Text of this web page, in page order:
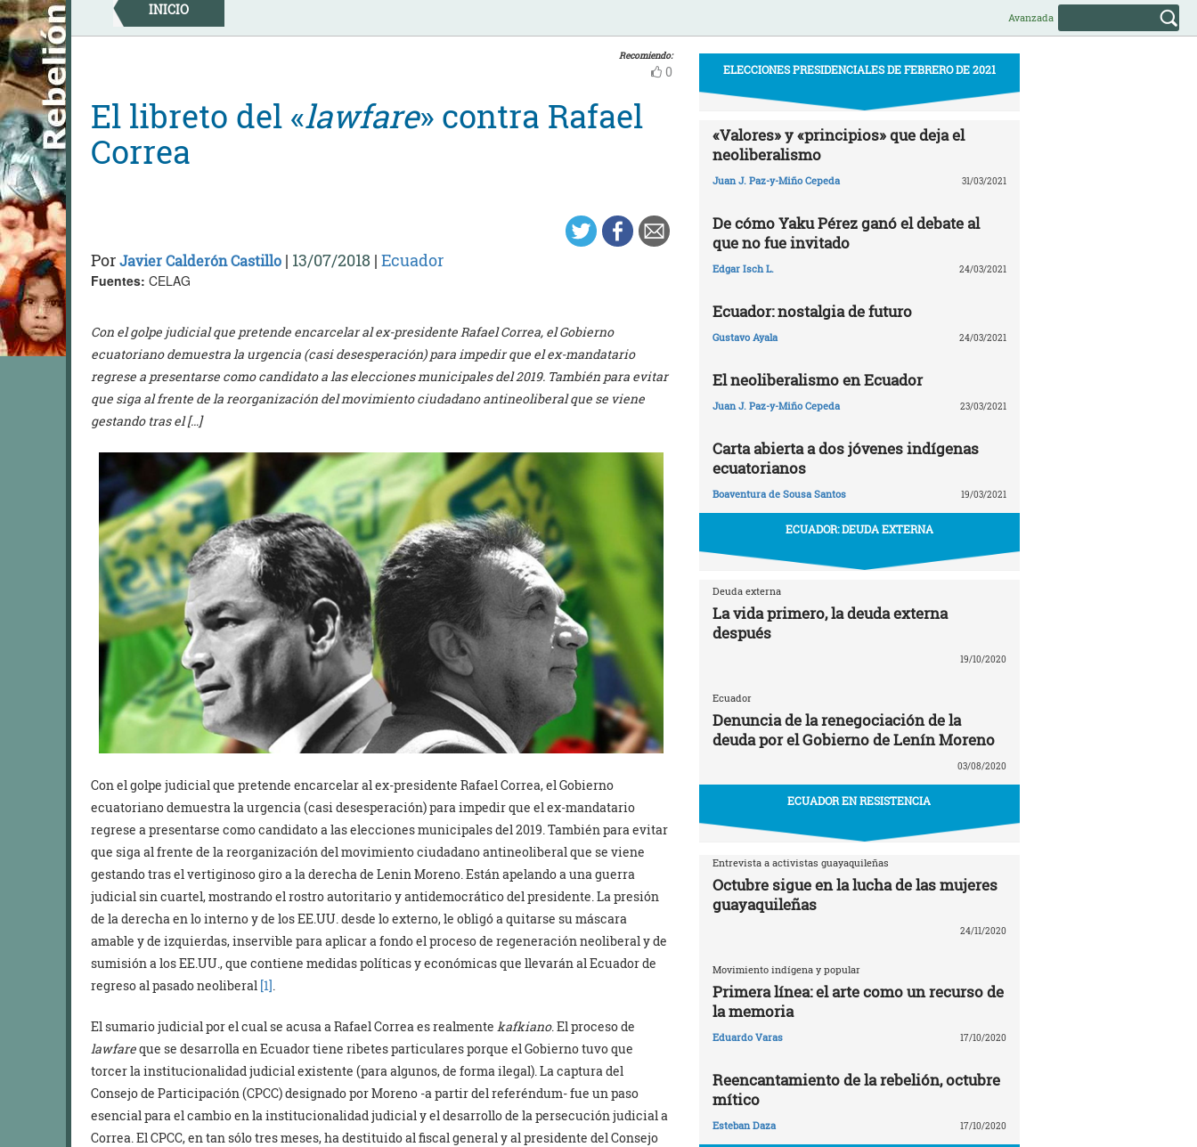
Skip
to
content
INICIO Avanzada
Recomiendo:
0
El libreto del «lawfare» contra Rafael
Correa
PorJavier Calderón Castillo | 13/07/2018 | Ecuador
Fuentes: CELAG
Con el golpe judicial que pretende encarcelar al ex-presidente Rafael Correa, el Gobierno
ecuatoriano demuestra la urgencia (casi desesperación) para impedir que el ex-mandatario
regrese a presentarse como candidato a las elecciones municipales del 2019. También para evitar
que siga al frente de la reorganización del movimiento ciudadano antineoliberal que se viene
gestando tras el […]
Con el golpe judicial que pretende encarcelar al ex-presidente Rafael Correa, el Gobierno
ecuatoriano demuestra la urgencia (casi desesperación) para impedir que el ex-mandatario
regrese a presentarse como candidato a las elecciones municipales del 2019. También para evitar
que siga al frente de la reorganización del movimiento ciudadano antineoliberal que se viene
gestando tras el vertiginoso giro a la derecha de Lenin Moreno. Están apelando a una guerra
judicial sin cuartel, mostrando el rostro autoritario y antidemocrático del presidente. La presión
de la derecha en lo interno y de los EE.UU. desde lo externo, le obligó a quitarse su máscara
amable y de izquierdas, inservible para aplicar a fondo el proceso de regeneración neoliberal y de
sumisión a los EE.UU., que contiene medidas políticas y económicas que llevarán al Ecuador de
regreso al pasado neoliberal [1].
El sumario judicial por el cual se acusa a Rafael Correa es realmente kafkiano. El proceso de
lawfareque se desarrolla en Ecuador tiene ribetes particulares porque el Gobierno tuvo que
torcer la institucionalidad judicial existente (para algunos, de forma ilegal). La captura del
Consejo de Participación (CPCC) designado por Moreno -a partir del referéndum- fue un paso
esencial para el cambio en la institucionalidad judicial y el desarrollo de la persecución judicial a
Correa. El CPCC, en tan sólo tres meses, ha destituido al fiscal general y al presidente del Consejo
ELECCIONES PRESIDENCIALES DE FEBRERO DE 2021
«Valores» y «principios» que deja el
neoliberalismo
Juan J. Paz-y-Miño Cepeda 31/03/2021
De cómo Yaku Pérez ganó el debate al
que no fue invitado
Edgar Isch L. 24/03/2021
Ecuador: nostalgia de futuro
Gustavo Ayala 24/03/2021
El neoliberalismo en Ecuador
Juan J. Paz-y-Miño Cepeda 23/03/2021
Carta abierta a dos jóvenes indígenas
ecuatorianos
Boaventura de Sousa Santos 19/03/2021
ECUADOR: DEUDA EXTERNA
Deuda externa
La vida primero, la deuda externa
después
19/10/2020
Ecuador
Denuncia de la renegociación de la
deuda por el Gobierno de Lenín Moreno
03/08/2020
ECUADOR EN RESISTENCIA
Entrevista a activistas guayaquileñas
Octubre sigue en la lucha de las mujeres
guayaquileñas
24/11/2020
Movimiento indígena y popular
Primera línea: el arte como un recurso de
la memoria
Eduardo Varas 17/10/2020
Reencantamiento de la rebelión, octubre
mítico
Esteban Daza 17/10/2020